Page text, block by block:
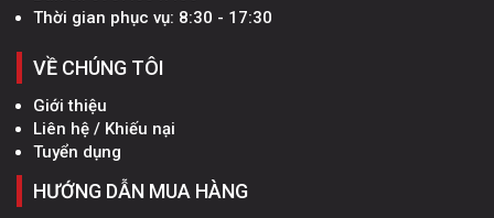
Thời gian phục vụ: 8:30 - 17:30
VỀ CHÚNG TÔI
Giới thiệu
Liên hệ / Khiếu nại
Tuyển dụng
HƯỚNG DẪN MUA HÀNG